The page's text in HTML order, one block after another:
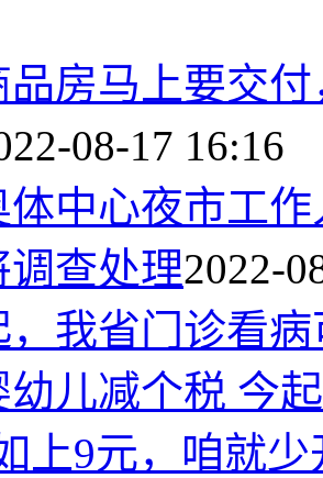
品房马上要交
08-17 16:16
体中心夜市工
调查处理2022-
，我省门诊看
幼儿减个税 今
上9元，咱就少